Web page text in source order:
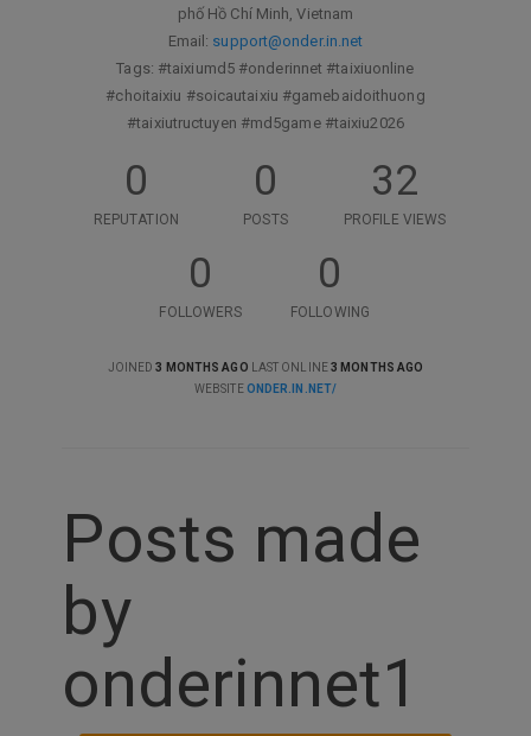
phố Hồ Chí Minh, Vietnam
Email: support@onder.in.net
Tags: #taixiumd5 #onderinnet #taixiuonline
#choitaixiu #soicautaixiu #gamebaidoithuong
#taixiutructuyen #md5game #taixiu2026
0
REPUTATION
0
POSTS
32
PROFILE VIEWS
0
FOLLOWERS
0
FOLLOWING
JOINED 3 MONTHS AGO LAST ONLINE3 MONTHS AGO
WEBSITE ONDER.IN.NET/
Posts made
by
onderinnet1